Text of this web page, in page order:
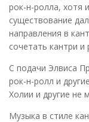
рок-н-ролла, хотя
существование
направления в
сочетать кантри
С подачи Элвиса
рок-н-ролл и
Холии и другие не
Музыка в стиле